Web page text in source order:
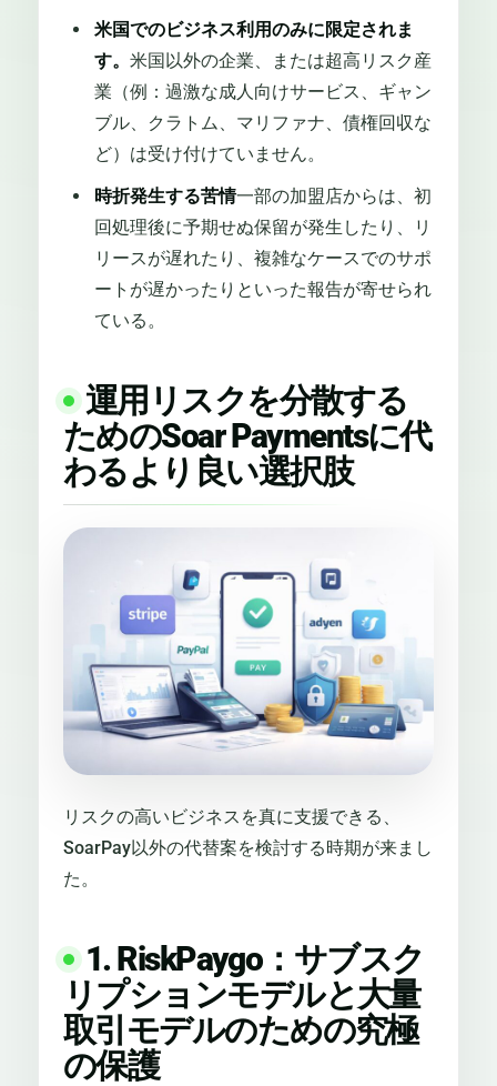
米国でのビジネス利用のみに限定されま
す。 米国以外の企業、または超高リスク産
業（例：過激な成人向けサービス、ギャン
ブル、クラトム、マリファナ、債権回収な
ど）は受け付けていません。
時折発生する苦情一部の加盟店からは、初
回処理後に予期せぬ保留が発生したり、リ
リースが遅れたり、複雑なケースでのサポ
ートが遅かったりといった報告が寄せられ
ている。
運用リスクを分散する
ためのSoar Paymentsに代
わるより良い選択肢
リスクの高いビジネスを真に支援できる、
SoarPay以外の代替案を検討する時期が来まし
た。
1. RiskPaygo：サブスク
リプションモデルと大量
取引モデルのための究極
の保護